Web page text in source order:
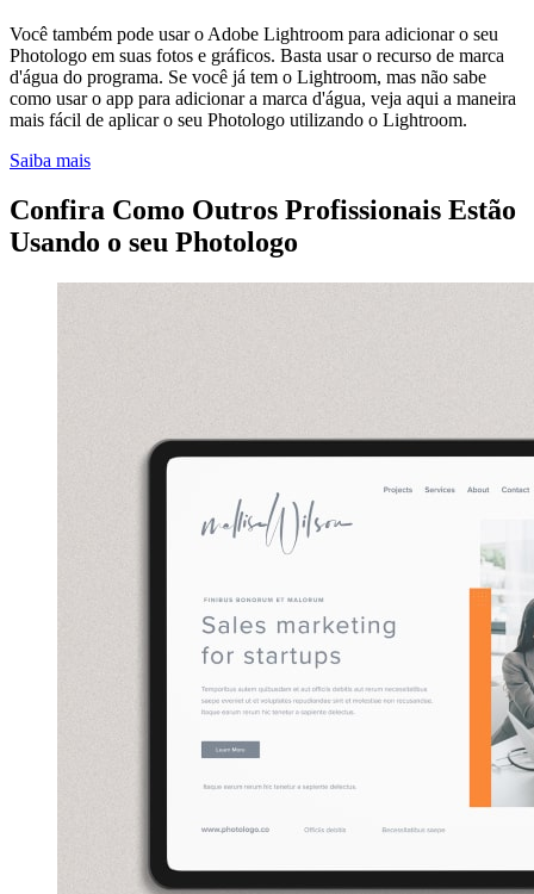
Você também pode usar o Adobe Lightroom para adicionar o seu
Photologo em suas fotos e gráficos. Basta usar o recurso de marca
d'água do programa. Se você já tem o Lightroom, mas não sabe
como usar o app para adicionar a marca d'água, veja aqui a maneira
mais fácil de aplicar o seu Photologo utilizando o Lightroom.
Saiba mais
Confira Como Outros Profissionais Estão
Usando o seu Photologo